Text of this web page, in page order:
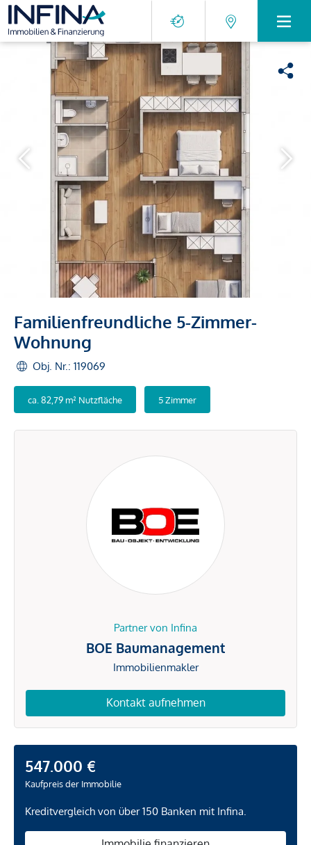
Familienfreundliche 5-Zimmer-
Wohnung
Obj. Nr.: 119069
ca. 82,79 m² Nutzfläche 5 Zimmer
Partner von Infina
BOE Baumanagement
Immobilienmakler
Kontakt aufnehmen
547.000 €
Kaufpreis der Immobilie
Kreditvergleich von über 150 Banken mit Infina.